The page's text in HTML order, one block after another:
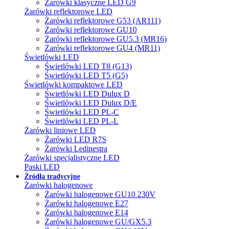
Żarówki klasyczne LED G9
Żarówki reflektorowe LED
Żarówki reflektorowe G53 (AR111)
Żarówki reflektorowe GU10
Żarówki reflektorowe GU5.3 (MR16)
Żarówki reflektorowe GU4 (MR11)
Świetlówki LED
Świetlówki LED T8 (G13)
Świetlówki LED T5 (G5)
Świetlówki kompaktowe LED
Świetlówki LED Dulux D
Świetlówki LED Dulux D/E
Świetlówki LED PL-C
Świetlówki LED PL-L
Żarówki liniowe LED
Żarówki LED R7S
Żarówki Ledinestra
Żarówki specjalistyczne LED
Paski LED
Źródła tradycyjne
Żarówki halogenowe
Żarówki halogenowe GU10 230V
Żarówki halogenowe E27
Żarówki halogenowe E14
Żarówki halogenowe GU/GX5.3